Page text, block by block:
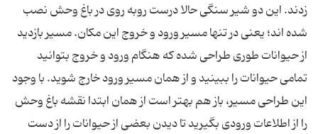
زدند. این دو شیر سنگی حالا درست روبه روی در باغ وحش نصب
شده اند؛ یعنی در تنها مسیر ورود و خروج این مکان. مسیر بازدید
از حیوانات طوری طراحی شده که هنگام ورود و خروج بتوانید
تمامی حیوانات را ببینید و از همان مسیر ورود خارج شوید. با وجود
این طراحی مسیر، باز هم بهتر است از همان ابتدا نقشه باغ وحش
را از اطلاعات ورودی بگیرید تا دیدن بعضی از حیوانات را از دست